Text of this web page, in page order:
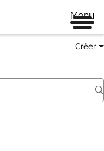
Menu
Créer